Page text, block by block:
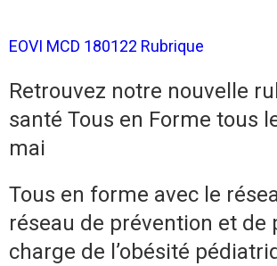
EOVI MCD 180122 Rubrique
Retrouvez notre nouvelle
santé Tous en Forme tous
mai
Tous en forme avec le
réseau de prévention et de
charge de l’obésité